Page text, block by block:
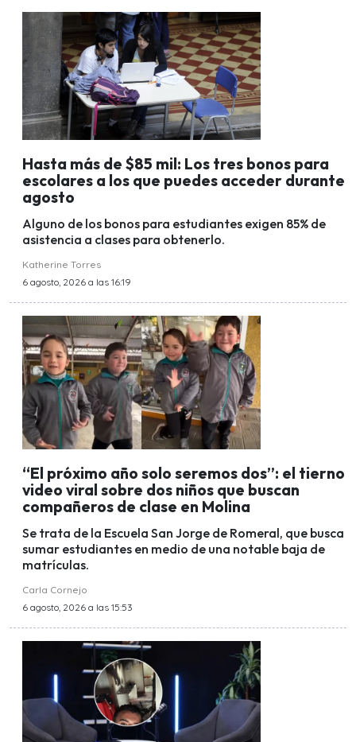
Hasta más de $85 mil: Los tres bonos para
escolares a los que puedes acceder durante
agosto
Alguno de los bonos para estudiantes exigen 85% de
asistencia a clases para obtenerlo.
Katherine Torres
6 agosto, 2026 a las 16:19
“El próximo año solo seremos dos”: el tierno
video viral sobre dos niños que buscan
compañeros de clase en Molina
Se trata de la Escuela San Jorge de Romeral, que busca
sumar estudiantes en medio de una notable baja de
matrículas.
Carla Cornejo
6 agosto, 2026 a las 15:53